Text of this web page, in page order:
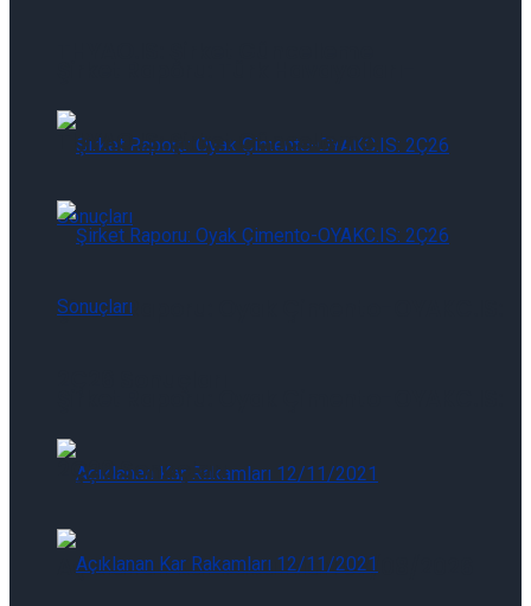
Şirket Raporu: Oyak Çimento-OYAKC.IS:
Açıklanan Kar Rakamları 07/08/2026
THYAO.IS: Şirket Güncelleme
2Ç26 Sonuçları